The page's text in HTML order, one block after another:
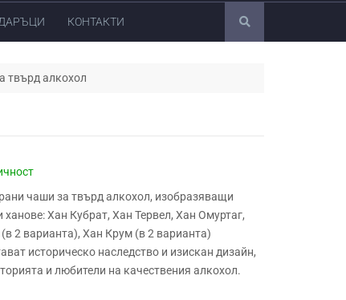
КОНТАКТИ
твърд алкохол
чаши за твърд алкохол, изобразяващи
ханове: Хан Кубрат, Хан Тервел, Хан Омуртаг,
2 варианта), Хан Крум (в 2 варианта)
историческо наследство и изискан дизайн,
и любители на качествения алкохол.